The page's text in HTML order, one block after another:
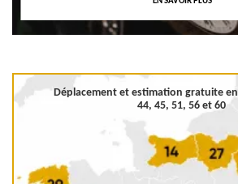
Déplacement et estimation gratuite en
44, 45, 51, 56 et 60